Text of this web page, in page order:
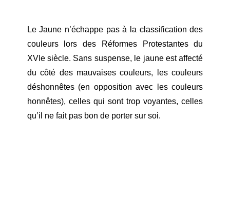
Le Jaune n’échappe pas à la classification des
couleurs lors des Réformes Protestantes du
XVIe siècle. Sans suspense, le jaune est affecté
du côté des mauvaises couleurs, les couleurs
déshonnêtes (en opposition avec les couleurs
honnêtes), celles qui sont trop voyantes, celles
qu’il ne fait pas bon de porter sur soi.